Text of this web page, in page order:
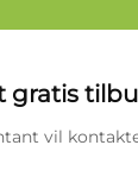
gratis
vil